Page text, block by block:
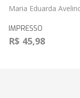
Maria Eduarda
IMPRESSO
R$ 45,98